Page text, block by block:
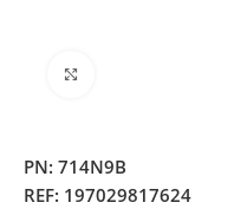
PN:714N9B
REF: 197029817624